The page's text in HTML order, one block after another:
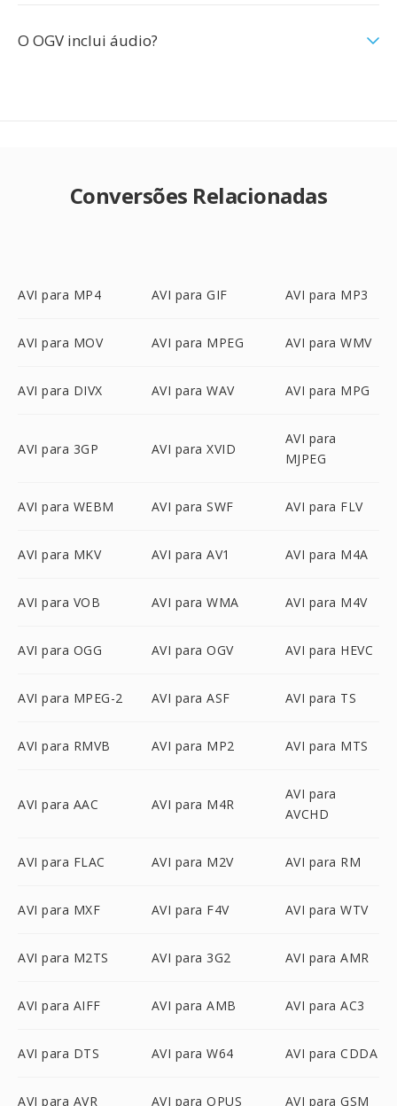
O OGV inclui áudio?
Conversões Relacionadas
AVI para MP4 AVI para GIF AVI para MP3
AVI para MOV AVI para MPEG AVI para WMV
AVI para DIVX AVI para WAV AVI para MPG
AVI para 3GP AVI para XVID
AVI para
MJPEG
AVI para WEBM AVI para SWF AVI para FLV
AVI para MKV AVI para AV1 AVI para M4A
AVI para VOB AVI para WMA AVI para M4V
AVI para OGG AVI para OGV AVI para HEVC
AVI para MPEG-2 AVI para ASF AVI para TS
AVI para RMVB AVI para MP2 AVI para MTS
AVI para AAC AVI para M4R
AVI para
AVCHD
AVI para FLAC AVI para M2V AVI para RM
AVI para MXF AVI para F4V AVI para WTV
AVI para M2TS AVI para 3G2 AVI para AMR
AVI para AIFF AVI para AMB AVI para AC3
AVI para DTS AVI para W64 AVI para CDDA
AVI para AVR AVI para OPUS AVI para GSM